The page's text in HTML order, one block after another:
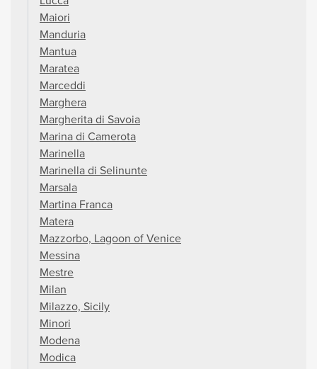
Maiori
Manduria
Mantua
Maratea
Marceddi
Marghera
Margherita di Savoia
Marina di Camerota
Marinella
Marinella di Selinunte
Marsala
Martina Franca
Matera
Mazzorbo, Lagoon of Venice
Messina
Mestre
Milan
Milazzo, Sicily
Minori
Modena
Modica